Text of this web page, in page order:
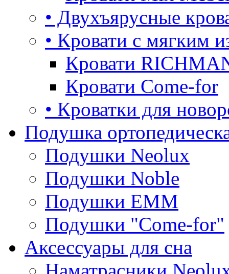
• Двухъярусные
• Кровати с мягким
Кровати
Кровати Come-for
• Кроватки для
Подушка
Подушки Neolux
Подушки Noble
Подушки ЕММ
Подушки "Come-for"
Аксессуары для сна